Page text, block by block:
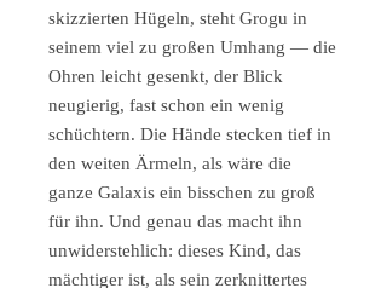
skizzierten Hügeln, steht Grogu in
seinem viel zu großen Umhang — die
Ohren leicht gesenkt, der Blick
neugierig, fast schon ein wenig
schüchtern. Die Hände stecken tief in
den weiten Ärmeln, als wäre die
ganze Galaxis ein bisschen zu groß
für ihn. Und genau das macht ihn
unwiderstehlich: dieses Kind, das
mächtiger ist, als sein zerknittertes